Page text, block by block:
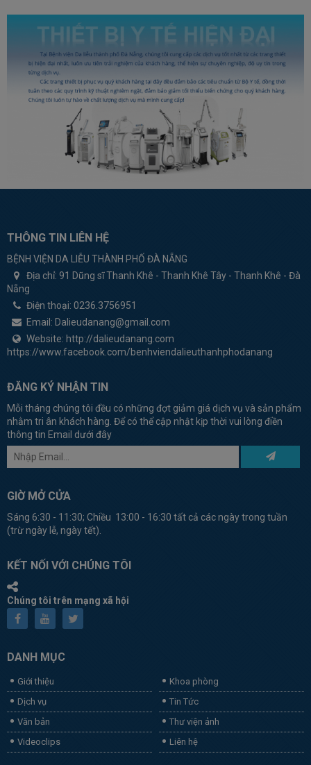
THÔNG TIN LIÊN HỆ
BỆNH VIỆN DA LIỄU THÀNH PHỐ ĐÀ NẴNG
Địa chỉ: 91 Dũng sĩ Thanh Khê - Thanh Khê Tây - Thanh Khê - Đà
Nẵng
Điện thoại: 0236.3756951
Email: Dalieudanang@gmail.com
Website: http://dalieudanang.com
https://www.facebook.com/benhviendalieuthanhphodanang
ĐĂNG KÝ NHẬN TIN
Mỗi tháng chúng tôi đều có những đợt giảm giá dịch vụ và sản phẩm
nhằm tri ân khách hàng. Để có thể cập nhật kịp thời vui lòng điền
thông tin Email dưới đây
GIỜ MỞ CỬA
Sáng 6:30 - 11:30; Chiều 13:00 - 16:30 tất cả các ngày trong tuần
(trừ ngày lễ, ngày tết).
KẾT NỐI VỚI CHÚNG TÔI
Chúng tôi trên mạng xã hội
DANH MỤC
Giới thiệu
Khoa phòng
Dịch vụ
Tin Tức
Văn bản
Thư viện ảnh
Videoclips
Liên hệ